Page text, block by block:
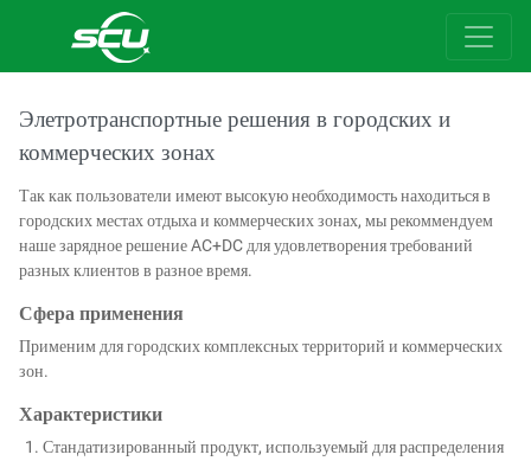
Элетротранспортные решения в городских и
коммерческих зонах
Так как пользователи имеют высокую необходимость находиться в
городских местах отдыха и коммерческих зонах, мы рекоммендуем
наше зарядное решение AC+DC для удовлетворения требований
разных клиентов в разное время.
Сфера применения
Применим для городских комплексных территорий и коммерческих
зон.
Характеристики
Стандатизированный продукт, используемый для распределения